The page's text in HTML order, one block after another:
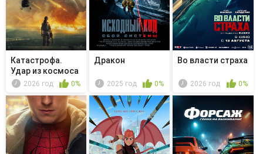
Катастрофа.
Удар из космоса
2026 год 0%
Дракон
2025 год 0%
Во власти страха
2026 год 0%